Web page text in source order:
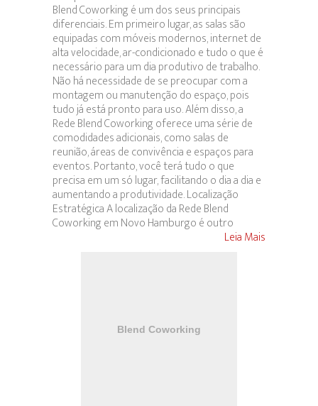
Blend Coworking é um dos seus principais
diferenciais. Em primeiro lugar, as salas são
equipadas com móveis modernos, internet de
alta velocidade, ar-condicionado e tudo o que é
necessário para um dia produtivo de trabalho.
Não há necessidade de se preocupar com a
montagem ou manutenção do espaço, pois
tudo já está pronto para uso. Além disso, a
Rede Blend Coworking oferece uma série de
comodidades adicionais, como salas de
reunião, áreas de convivência e espaços para
eventos. Portanto, você terá tudo o que
precisa em um só lugar, facilitando o dia a dia e
aumentando a produtividade. Localização
Estratégica A localização da Rede Blend
Coworking em Novo Hamburgo é outro
Leia Mais